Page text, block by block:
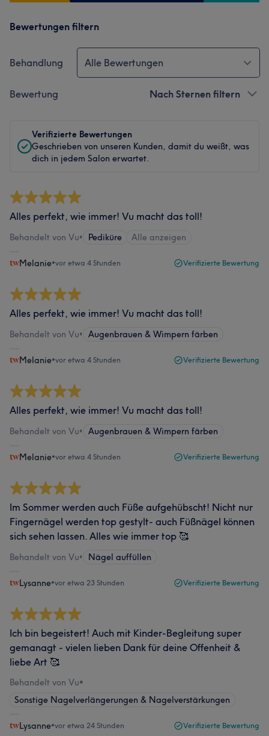
Bewertungen filtern
Behandlung Alle Bewertungen
Bewertung Nach Sternen filtern
Verifizierte Bewertungen
Geschrieben von unseren Kunden, damit du weißt, was
dich in jedem Salon erwartet.
Alles perfekt, wie immer! Vu macht das toll!
Behandelt von Vu• Pediküre Alle anzeigen
Melanie•vor etwa 4 Stunden Verifizierte Bewertung
Alles perfekt, wie immer! Vu macht das toll!
Behandelt von Vu• Augenbrauen & Wimpern färben
Melanie•vor etwa 4 Stunden Verifizierte Bewertung
Alles perfekt, wie immer! Vu macht das toll!
Behandelt von Vu• Augenbrauen & Wimpern färben
Melanie•vor etwa 4 Stunden Verifizierte Bewertung
Im Sommer werden auch Füße aufgehübscht! Nicht nur
Fingernägel werden top gestylt- auch Füßnägel können
sich sehen lassen. Alles wie immer top 🥰
Behandelt von Vu• Nägel auffüllen
Lysanne•vor etwa 23 Stunden Verifizierte Bewertung
Ich bin begeistert! Auch mit Kinder-Begleitung super
gemanagt - vielen lieben Dank für deine Offenheit &
liebe Art 🥰
Behandelt von Vu•
Sonstige Nagelverlängerungen & Nagelverstärkungen
Lysanne•vor etwa 24 Stunden Verifizierte Bewertung